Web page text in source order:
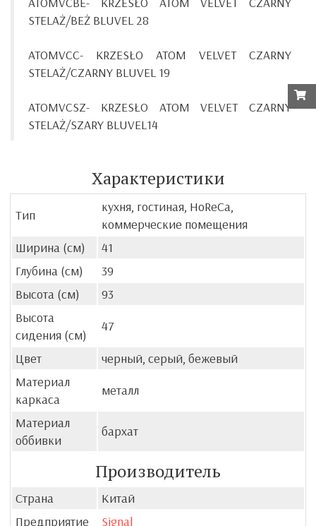
STELAŻ/BEŻ BLUVEL 28
ATOMVCC- KRZESŁO ATOM VELVET CZARNY
STELAŻ/CZARNY BLUVEL 19
ATOMVCSZ- KRZESŁO ATOM VELVET CZARNY
STELAŻ/SZARY BLUVEL14
Характеристики
Тип
кухня, гостиная, HoReCa,
коммерческие помещения
Ширина (см)
41
Глубина (см)
39
Высота (см)
93
Высота
сидения (см)
47
Цвет
черный, серый, бежевый
Материал
каркаса
металл
Материал
оббивки
бархат
Производитель
Страна
Китай
Предприятие
Signal